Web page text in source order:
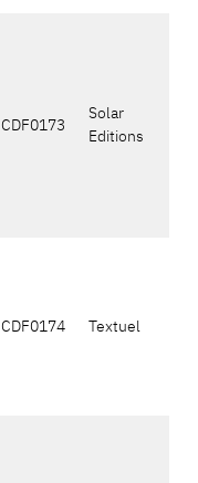
CDF0173
Solar
Editions
CDF0174 Textuel